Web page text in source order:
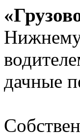
Нижнему
дачные